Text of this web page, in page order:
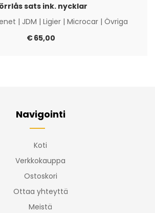
sats ink. nycklar
| JDM | Ligier | Microcar | Övriga
€65,00
Navigointi
Koti
Verkkokauppa
Ostoskori
Ottaa yhteyttä
Meistä